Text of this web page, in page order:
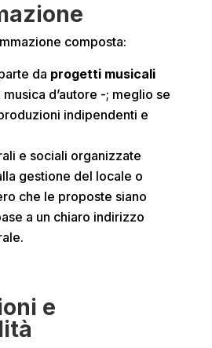
composta:
da progetti musicali
musica d’autore -; meglio se
indipendenti e
e sociali organizzate
gestione del locale o
che le proposte siano
a un chiaro indirizzo
e